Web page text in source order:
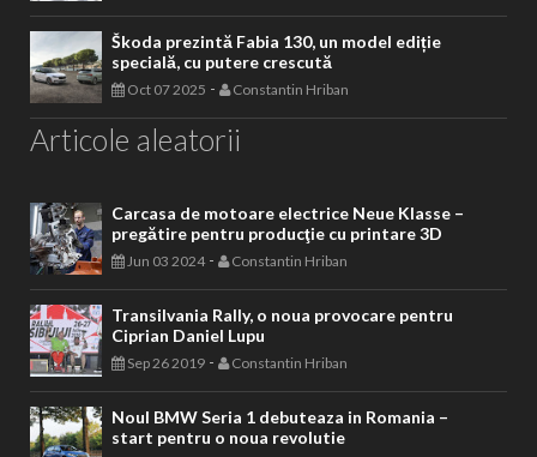
Škoda prezintă Fabia 130, un model ediție
specială, cu putere crescută
Oct 07 2025 - Constantin Hriban
Articole aleatorii
Carcasa de motoare electrice Neue Klasse –
pregătire pentru producţie cu printare 3D
Jun 03 2024- Constantin Hriban
Transilvania Rally, o noua provocare pentru
Ciprian Daniel Lupu
Sep 26 2019 - Constantin Hriban
Noul BMW Seria 1 debuteaza in Romania –
start pentru o noua revolutie